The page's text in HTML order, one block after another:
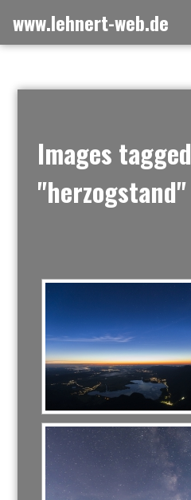
Inhalt
springen
www.lehnert-web.de
Images tagged
"herzogstand"